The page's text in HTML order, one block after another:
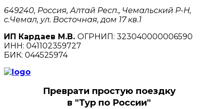
649240, Россия, Алтай Респ., Чемальский Р-Н,
с.Чемал, ул. Восточная, дом 17 кв.1
ИП Кардаев М.В. ОГРНИП: 323040000006590
ИНН: 041102359727
БИК: 044525974
Преврати простую поездку
в "Тур по России"